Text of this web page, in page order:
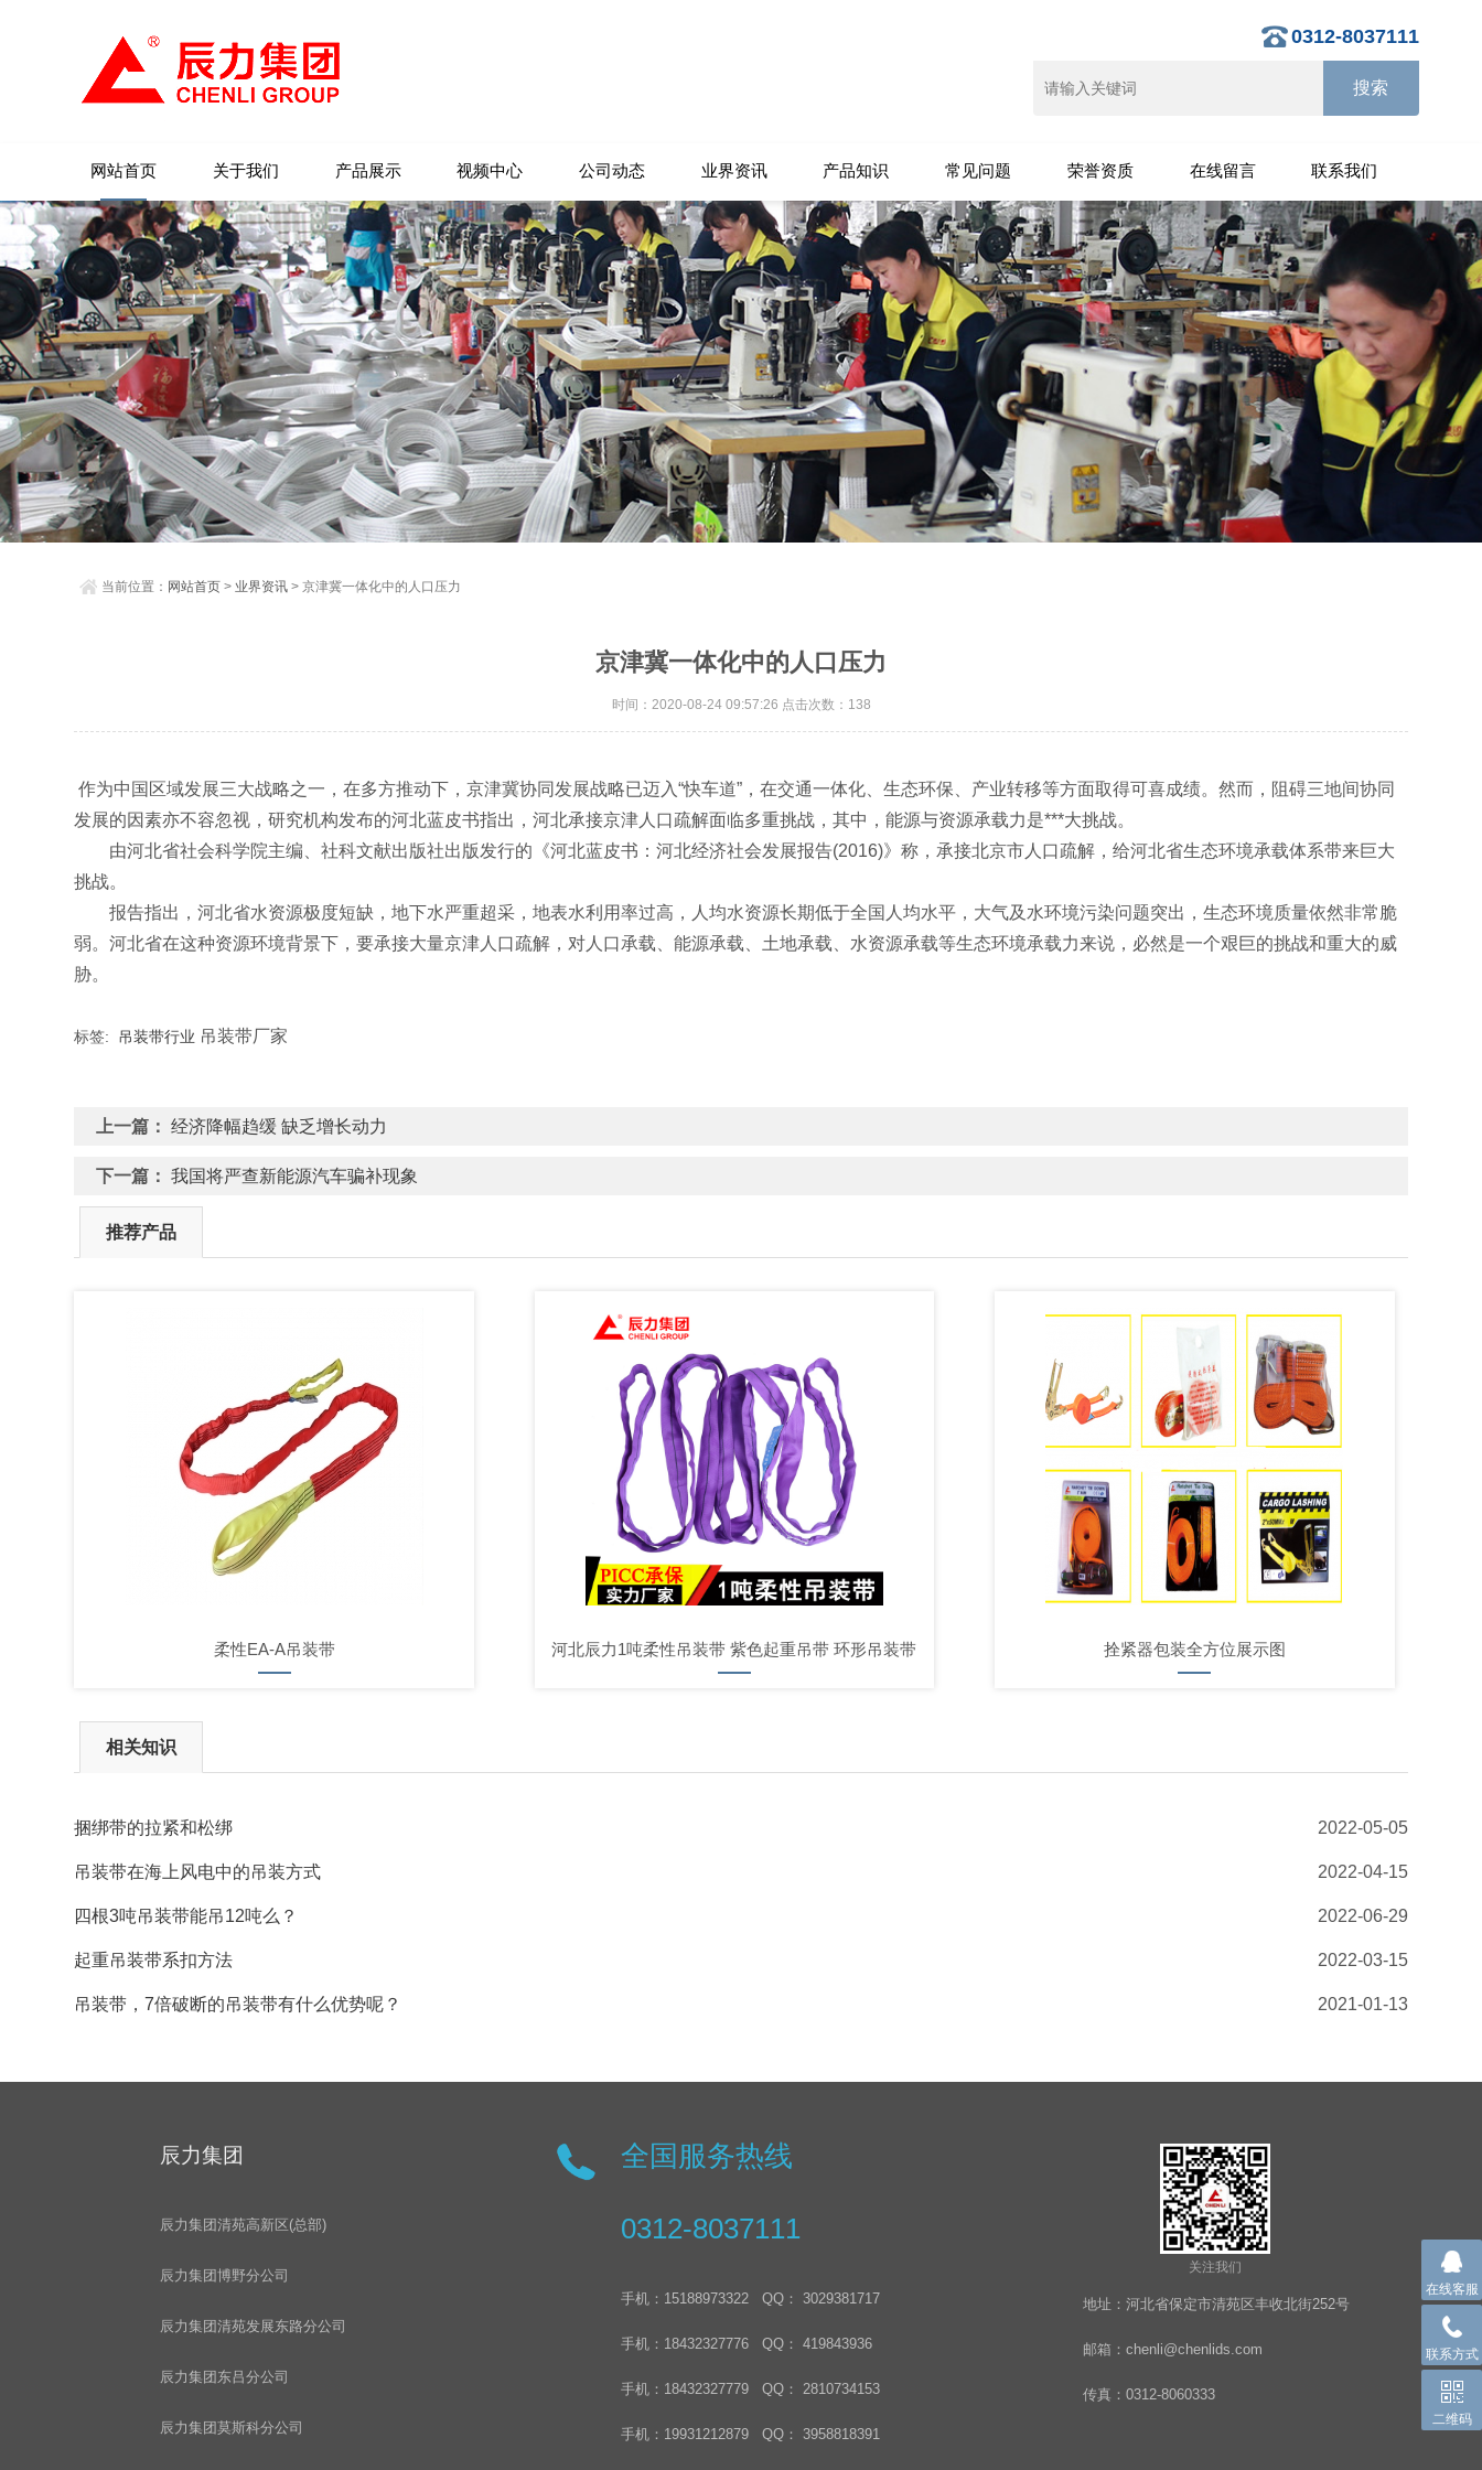
0312-8037111
网站首页 关于我们 产品展示 视频中心 公司动态 业界资讯 产品知识 常见问题 荣誉资质 在线留言 联系我们
当前位置： 网站首页 >业界资讯 > 京津冀一体化中的人口压力
京津冀一体化中的人口压力
时间：2020-08-24 09:57:26 点击次数：138
作为中国区域发展三大战略之一，在多方推动下，京津冀协同发展战略已迈入“快车道”，在交通一体化、生态环保、产业转移等方面取得可喜成绩。然而，阻碍三地间协同
发展的因素亦不容忽视，研究机构发布的河北蓝皮书指出，河北承接京津人口疏解面临多重挑战，其中，能源与资源承载力是***大挑战。
由河北省社会科学院主编、社科文献出版社出版发行的《河北蓝皮书：河北经济社会发展报告(2016)》称，承接北京市人口疏解，给河北省生态环境承载体系带来巨大
挑战。
报告指出，河北省水资源极度短缺，地下水严重超采，地表水利用率过高，人均水资源长期低于全国人均水平，大气及水环境污染问题突出，生态环境质量依然非常脆
弱。河北省在这种资源环境背景下，要承接大量京津人口疏解，对人口承载、能源承载、土地承载、水资源承载等生态环境承载力来说，必然是一个艰巨的挑战和重大的威
胁。
标签: 吊装带行业 吊装带厂家
上一篇： 经济降幅趋缓 缺乏增长动力
下一篇： 我国将严查新能源汽车骗补现象
推荐产品
柔性EA-A吊装带 河北辰力1吨柔性吊装带 紫色起重吊带 环形吊装带 拴紧器包装全方位展示图
相关知识
捆绑带的拉紧和松绑 2022-05-05
吊装带在海上风电中的吊装方式 2022-04-15
四根3吨吊装带能吊12吨么？ 2022-06-29
起重吊装带系扣方法 2022-03-15
吊装带，7倍破断的吊装带有什么优势呢？ 2021-01-13
辰力集团
辰力集团清苑高新区(总部)
辰力集团博野分公司
辰力集团清苑发展东路分公司
辰力集团东吕分公司
辰力集团莫斯科分公司
全国服务热线
0312-8037111
手机：15188973322 QQ： 3029381717
手机：18432327776 QQ： 419843936
手机：18432327779 QQ： 2810734153
手机：19931212879 QQ： 3958818391
关注我们
地址：河北省保定市清苑区丰收北街252号
邮箱：chenli@chenlids.com
传真：0312-8060333
在线客服
联系方式
二维码